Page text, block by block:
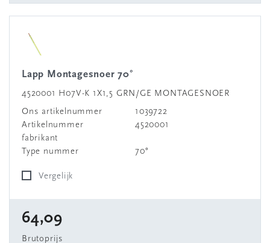
Lapp Montagesnoer 70°
4520001 H07V-K 1X1,5 GRN/GE MONTAGESNOER
Ons artikelnummer
1039722
Artikelnummer
fabrikant
4520001
Type nummer 70°
Vergelijk
64,09
Brutoprijs